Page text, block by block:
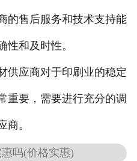
的售后服务和技术支持能
性和及时性。
供应商对于印刷业的稳定
重要，需要进行充分的调
商。
吗(价格实惠)